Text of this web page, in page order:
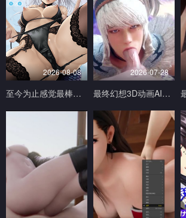
2026-08-08
至今为止感觉最棒的一次做爱1
2026-07-28
最终幻想3D动画AI生成完美画质